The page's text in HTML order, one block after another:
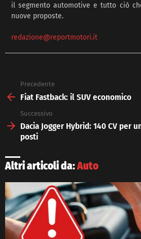
il segmento automotive e tutto ciò
nuove proposte.
redazione@reportmotori.it
more
Precedente
Fiat Fastback: il SUV economico
Successivo
Dacia Jogger Hybrid: 140 CV per
posti
Altri articoli da:Auto